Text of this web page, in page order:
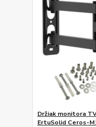
Držiak monitora
ErtuSolid Ceros-